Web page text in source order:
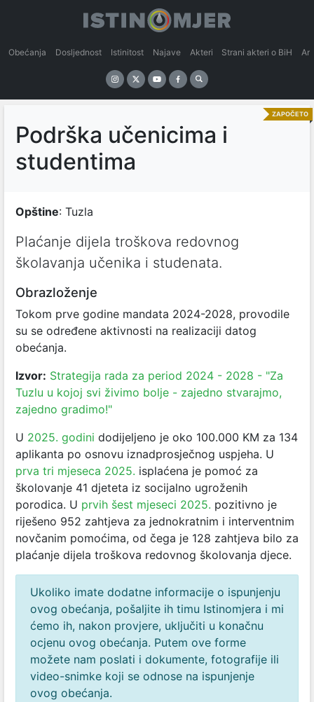
Obećanja Dosljednost Istinitost Najave Akteri Strani akteri o BiH
ZAPOČETO
Podrška učenicima i
studentima
Opštine: Tuzla
Plaćanje dijela troškova redovnog
školavanja učenika i studenata.
Obrazloženje
Tokom prve godine mandata 2024-2028, provodile
su se određene aktivnosti na realizaciji datog
obećanja.
Izvor: Strategija rada za period 2024 - 2028 - "Za
Tuzlu u kojoj svi živimo bolje - zajedno stvarajmo,
zajedno gradimo!"
U 2025. godini dodijeljeno je oko 100.000 KM za 134
aplikanta po osnovu iznadprosječnog uspjeha. U
prva tri mjeseca 2025. isplaćena je pomoć za
školovanje 41 djeteta iz socijalno ugroženih
porodica. U prvih šest mjeseci 2025. pozitivno je
riješeno 952 zahtjeva za jednokratnim i interventnim
novčanim pomoćima, od čega je 128 zahtjeva bilo za
plaćanje dijela troškova redovnog školovanja djece.
Ukoliko imate dodatne informacije o ispunjenju
ovog obećanja, pošaljite ih timu Istinomjera i mi
ćemo ih, nakon provjere, uključiti u konačnu
ocjenu ovog obećanja. Putem ove forme
možete nam poslati i dokumente, fotografije ili
video-snimke koji se odnose na ispunjenje
ovog obećanja.